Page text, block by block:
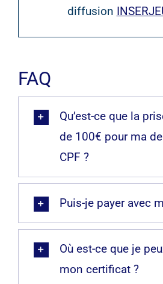
diffusion
FAQ
Qu’est-ce que la
de 100€ pour ma
CPF ?
Puis-je payer avec
Où est-ce que je
mon certificat ?